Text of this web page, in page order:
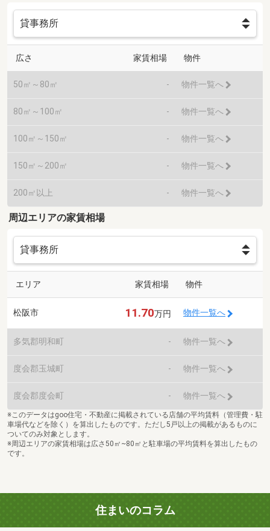
広さ 家賃相場 物件
50㎡～80㎡ - 物件一覧へ
80㎡～100㎡ - 物件一覧へ
100㎡～150㎡ - 物件一覧へ
150㎡～200㎡ - 物件一覧へ
200㎡以上 - 物件一覧へ
周辺エリアの家賃相場
エリア 家賃相場 物件
松阪市 11.70万円 物件一覧へ
多気郡明和町 - 物件一覧へ
度会郡玉城町 - 物件一覧へ
度会郡度会町 - 物件一覧へ
※このデータはgoo住宅・不動産に掲載されている店舗の平均賃料（管理費・駐
車場代などを除く）を算出したものです。ただし5戸以上の掲載があるものに
ついてのみ対象とします。
※周辺エリアの家賃相場は広さ50㎡~80㎡と駐車場の平均賃料を算出したもの
です。
住まいのコラム